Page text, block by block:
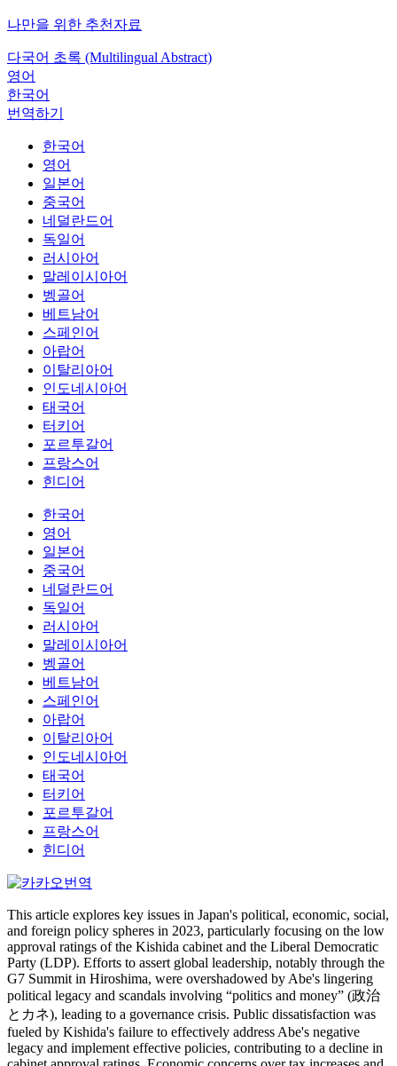
나만을 위한 추천자료
다국어 초록 (Multilingual Abstract)
영어
한국어
번역하기
한국어
영어
일본어
중국어
네덜란드어
독일어
러시아어
말레이시아어
벵골어
베트남어
스페인어
아랍어
이탈리아어
인도네시아어
태국어
터키어
포르투갈어
프랑스어
힌디어
한국어
영어
일본어
중국어
네덜란드어
독일어
러시아어
말레이시아어
벵골어
베트남어
스페인어
아랍어
이탈리아어
인도네시아어
태국어
터키어
포르투갈어
프랑스어
힌디어
This article explores key issues in Japan's political, economic, social,
and foreign policy spheres in 2023, particularly focusing on the low
approval ratings of the Kishida cabinet and the Liberal Democratic
Party (LDP). Efforts to assert global leadership, notably through the
G7 Summit in Hiroshima, were overshadowed by Abe's lingering
political legacy and scandals involving “politics and money” (政治
とカネ), leading to a governance crisis. Public dissatisfaction was
fueled by Kishida's failure to effectively address Abe's negative
legacy and implement effective policies, contributing to a decline in